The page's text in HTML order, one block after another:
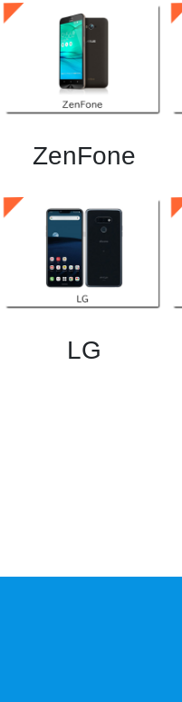
ZenFone
LG